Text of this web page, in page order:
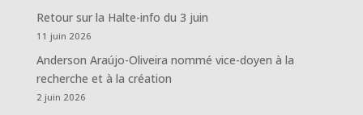
Retour sur la Halte-info du 3 juin
11 juin 2026
Anderson Araújo-Oliveira nommé vice-doyen à la
recherche et à la création
2 juin 2026